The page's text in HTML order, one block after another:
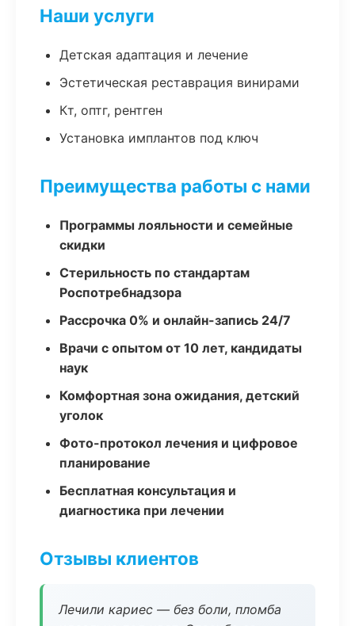
Наши услуги
Детская адаптация и лечение
Эстетическая реставрация винирами
Кт, оптг, рентген
Установка имплантов под ключ
Преимущества работы с нами
Программы лояльности и семейные
скидки
Стерильность по стандартам
Роспотребнадзора
Рассрочка 0% и онлайн-запись 24/7
Врачи с опытом от 10 лет, кандидаты
наук
Комфортная зона ожидания, детский
уголок
Фото-протокол лечения и цифровое
планирование
Бесплатная консультация и
диагностика при лечении
Отзывы клиентов
Лечили кариес — без боли, пломба